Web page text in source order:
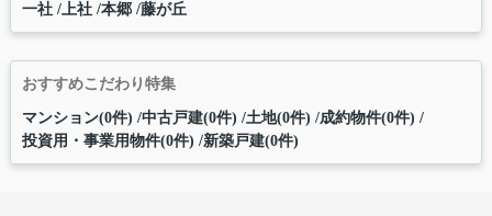
一社 上社 本郷 藤が丘
おすすめこだわり特集
マンション(0件) 中古戸建(0件) 土地(0件) 成約物件(0件)
投資用・事業用物件(0件) 新築戸建(0件)